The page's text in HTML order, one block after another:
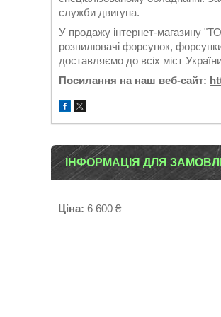
служби двигуна.
У продажу інтернет-магазину
розпилювачі форсунок,
доставляємо до всіх міст
Посилання на наш веб-сайт:
ІНФОРМАЦІЯ ДЛЯ
Ціна: 6 600 ₴